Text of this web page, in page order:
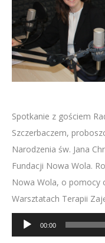
Spotkanie z gościem
Szczerbaczem,
Narodzenia św. Jana
Fundacji Nowa Wola.
Nowa Wola, o pomocy
Warsztatach Terapii
Odtwarzacz
plików
00:00